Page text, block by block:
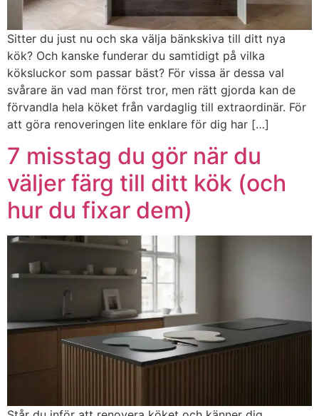
Sitter du just nu och ska välja bänkskiva till ditt nya
kök? Och kanske funderar du samtidigt på vilka
köksluckor som passar bäst? För vissa är dessa val
svårare än vad man först tror, men rätt gjorda kan de
förvandla hela köket från vardaglig till extraordinär. För
att göra renoveringen lite enklare för dig har […]
7 misstag du gör när du
väljer färg till ditt kök (och
hur du fixar dem)